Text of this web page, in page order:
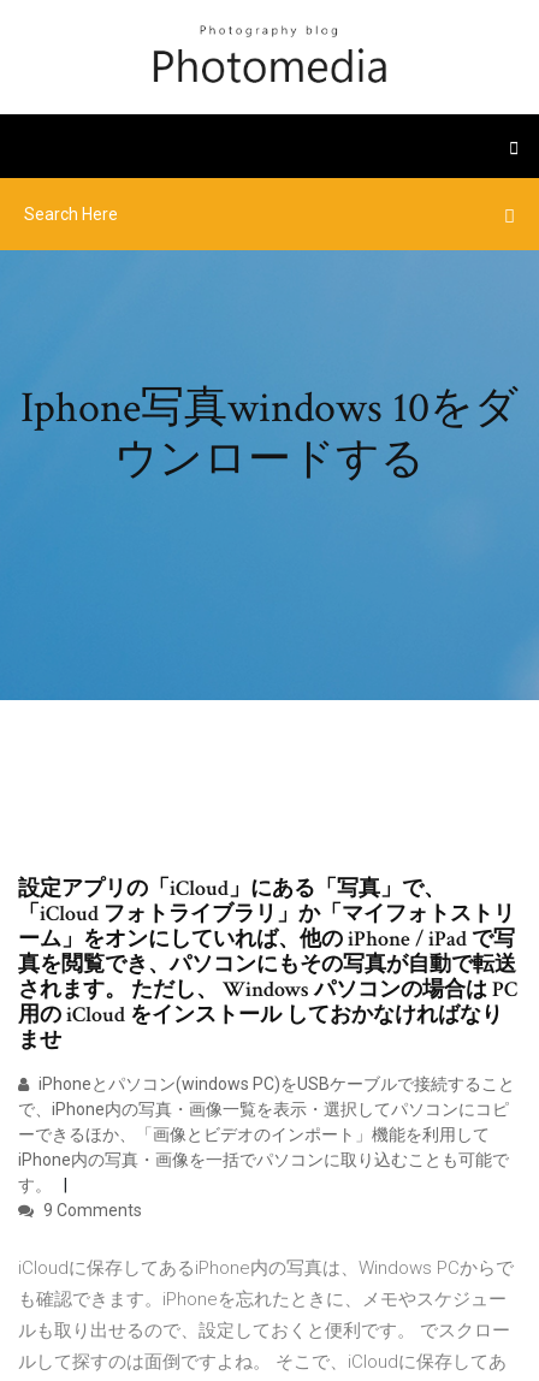
Iphone写真windows 10をダ
ウンロードする
設定アプリの「iCloud」にある「写真」で、
「iCloud フォトライブラリ」か「マイフォトストリ
ーム」をオンにしていれば、他の iPhone / iPad で写
真を閲覧でき、パソコンにもその写真が自動で転送
されます。 ただし、 Windows パソコンの場合は PC
用の iCloud をインストール しておかなければなり
ませ
iPhoneとパソコン(windows PC)をUSBケーブルで接続すること
で、iPhone内の写真・画像一覧を表示・選択してパソコンにコピ
ーできるほか、「画像とビデオのインポート」機能を利用して
iPhone内の写真・画像を一括でパソコンに取り込むことも可能で
す。
9 Comments
iCloudに保存してあるiPhone内の写真は、Windows PCからで
も確認できます。iPhoneを忘れたときに、メモやスケジュー
ルも取り出せるので、設定しておくと便利です。 でスクロー
ルして探すのは面倒ですよね。 そこで、iCloudに保存してあ